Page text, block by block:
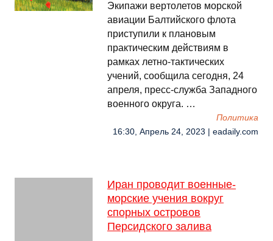
Экипажи вертолетов морской
авиации Балтийского флота
приступили к плановым
практическим действиям в
рамках летно-тактических
учений, сообщила сегодня, 24
апреля, пресс-служба Западного
военного округа. …
Политика
16:30, Апрель 24, 2023 | eadaily.com
Иран проводит военные-
морские учения вокруг
спорных островов
Персидского залива